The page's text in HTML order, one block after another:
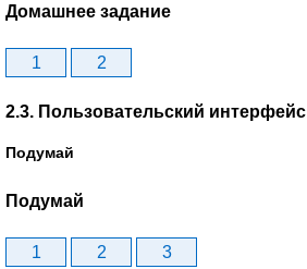
Домашнее задание
1 2
2.3. Пользовательский интерфейс
Подумай
Подумай
1 2 3